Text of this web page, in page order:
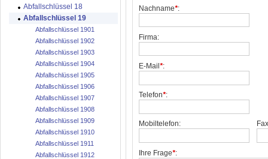
Nachname*:
Firma:
E-Mail *:
Telefon*:
Mobiltelefon:
Ihre Frage*:
Abfallschlüssel 18
Abfallschlüssel 19
Abfallschlüssel 1901
Abfallschlüssel 1902
Abfallschlüssel 1903
Abfallschlüssel 1904
Abfallschlüssel 1905
Abfallschlüssel 1906
Abfallschlüssel 1907
Abfallschlüssel 1908
Abfallschlüssel 1909
Abfallschlüssel 1910
Abfallschlüssel 1911
Abfallschlüssel 1912